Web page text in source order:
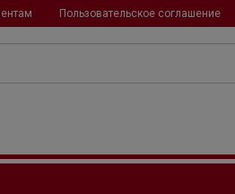
Пользовательское соглашение